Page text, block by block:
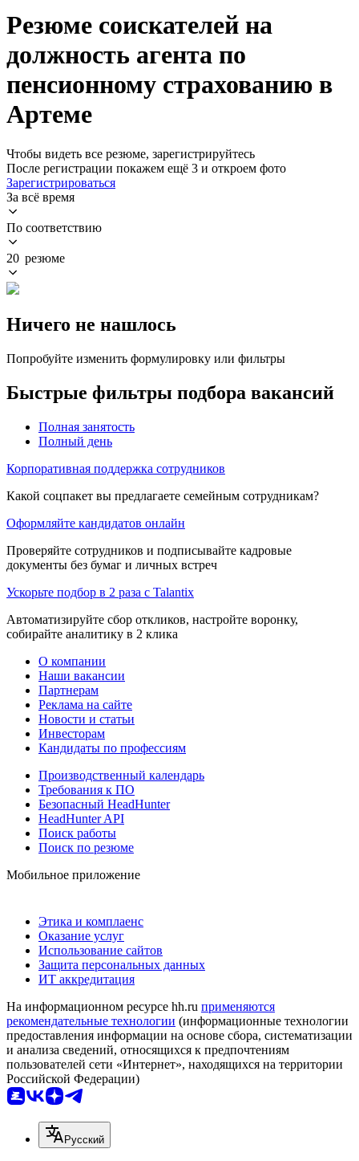
Резюме соискателей на
должность агента по
пенсионному страхованию в
Артеме
Чтобы видеть все резюме, зарегистрируйтесь
После регистрации покажем ещё 3 и откроем фото
Зарегистрироваться
За всё время
По соответствию
20 резюме
Ничего не нашлось
Попробуйте изменить формулировку или фильтры
Быстрые фильтры подбора вакансий
Полная занятость
Полный день
Корпоративная поддержка сотрудников
Какой соцпакет вы предлагаете семейным сотрудникам?
Оформляйте кандидатов онлайн
Проверяйте сотрудников и подписывайте кадровые
документы без бумаг и личных встреч
Ускорьте подбор в 2 раза с Talantix
Автоматизируйте сбор откликов, настройте воронку,
собирайте аналитику в 2 клика
О компании
Наши вакансии
Партнерам
Реклама на сайте
Новости и статьи
Инвесторам
Кандидаты по профессиям
Производственный календарь
Требования к ПО
Безопасный HeadHunter
HeadHunter API
Поиск работы
Поиск по резюме
Мобильное приложение
Этика и комплаенс
Оказание услуг
Использование сайтов
Защита персональных данных
ИТ аккредитация
На информационном ресурсе hh.ru применяются
рекомендательные технологии (информационные технологии
предоставления информации на основе сбора, систематизации
и анализа сведений, относящихся к предпочтениям
пользователей сети «Интернет», находящихся на территории
Российской Федерации)
Русский